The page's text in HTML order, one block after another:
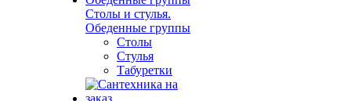
Столы и стулья.
Обеденные группы
Столы
Стулья
Табуретки